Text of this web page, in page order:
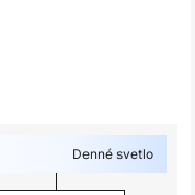
Denné svetlo